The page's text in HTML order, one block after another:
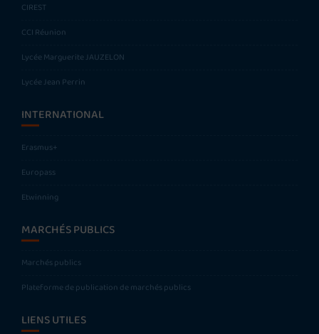
CIREST
CCI Réunion
Lycée Marguerite JAUZELON
Lycée Jean Perrin
INTERNATIONAL
Erasmus+
Europass
Etwinning
MARCHÉS PUBLICS
Marchés publics
Plateforme de publication de marchés publics
LIENS UTILES